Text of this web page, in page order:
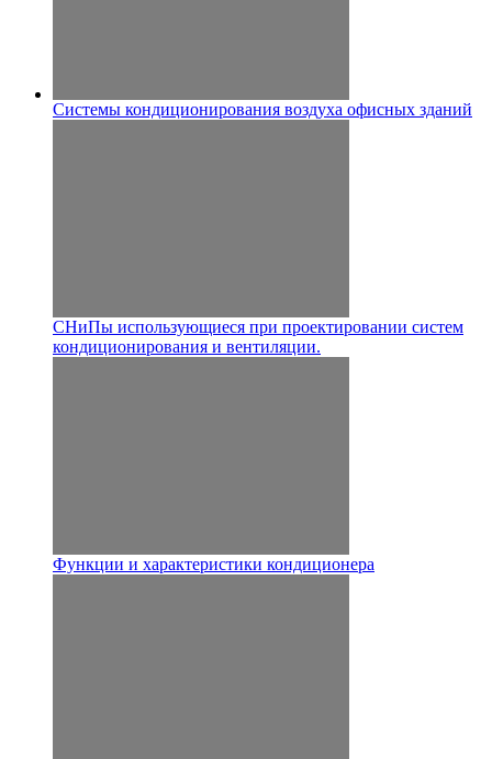
Системы кондиционирования воздуха офисных зданий
СНиПы использующиеся при проектировании систем
кондиционирования и вентиляции.
Функции и характеристики кондиционера